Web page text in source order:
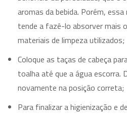
aromas da bebida. Porém,
tende a fazê-lo absorver mais
materiais de limpeza utilizados;
Coloque as taças de cabeça
toalha até que a água escorra.
novamente na posição correta;
Para finalizar a higienização e